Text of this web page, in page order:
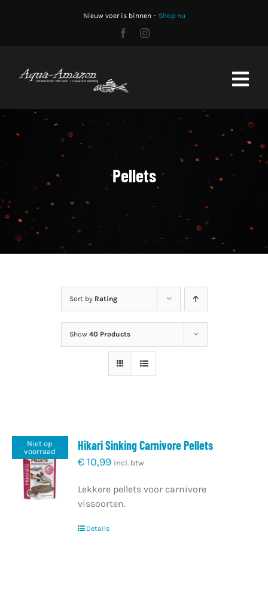
Nieuw voer is binnen – Shop nu
Stocklist
Aquariumbouw
CO2 fles vullen
Pellets
Sort by Rating
Show 40 Products
Niet op
voorraad
Hikari Sinking Carnivore Pellets
€10,99 incl. btw
Lekkere pellets voor carnivore
vissoorten.
Details